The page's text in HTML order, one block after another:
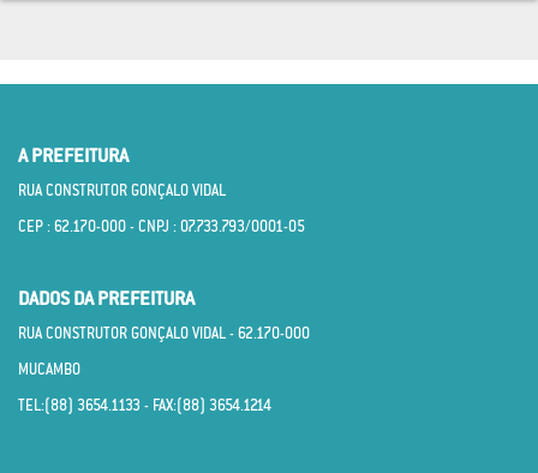
A PREFEITURA
RUA CONSTRUTOR GONÇALO VIDAL
CEP : 62.170­-000 - CNPJ : 07.733.793/0001­-05
DADOS DA PREFEITURA
RUA CONSTRUTOR GONÇALO VIDAL - 62.170­-000
MUCAMBO
TEL:(88) 3654.1133 - FAX:(88) 3654.1214